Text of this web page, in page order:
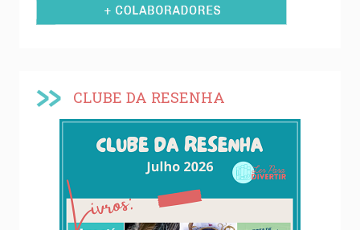
CLUBE DA RESENHA